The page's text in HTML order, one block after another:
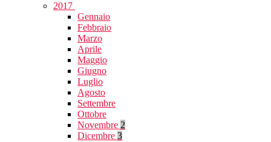
2017
Gennaio
Febbraio
Marzo
Aprile
Maggio
Giugno
Luglio
Agosto
Settembre
Ottobre
Novembre 2
Dicembre 3